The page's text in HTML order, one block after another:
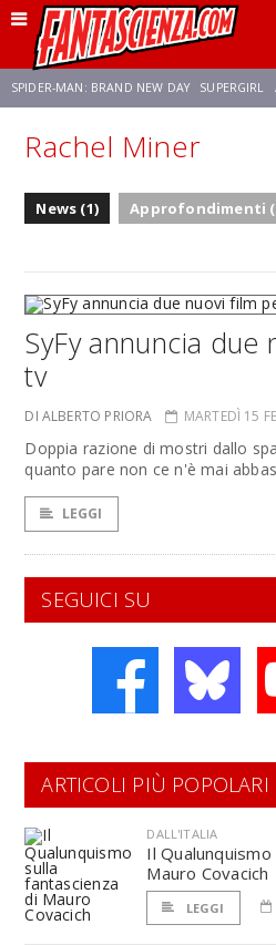
SPIDER-MAN: BRAND NEW DAY SUPERGIRL
FRANCO RICCIARDIELLO ZENDAYA
Rachel Miner
News (1) Approfondimenti
SyFy annuncia due
tv
DI ALBERTO PRIORA MARTEDÌ 15
Doppia razione di mostri dallo
quanto pare non ce n'è mai
LEGGI
SEGUICI SU
ARTICOLI PIÙ POPOLARI
DALL'ITALIA
Il
Mauro Covacich
LEGGI